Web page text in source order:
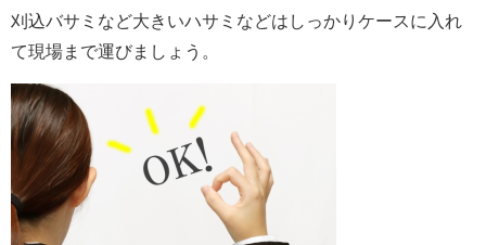
刈込バサミなど大きいハサミなどはしっかりケースに入れ
て現場まで運びましょう。